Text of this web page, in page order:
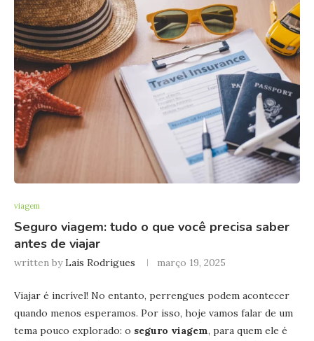
viagem
Seguro viagem: tudo o que você precisa saber
antes de viajar
written byLais Rodrigues março 19, 2025
Viajar é incrível! No entanto, perrengues podem acontecer
quando menos esperamos. Por isso, hoje vamos falar de um
tema pouco explorado: o seguro viagem, para quem ele é